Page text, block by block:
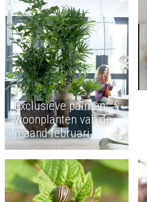
Exclusieve palmen:
woonplanten van de
maand februari